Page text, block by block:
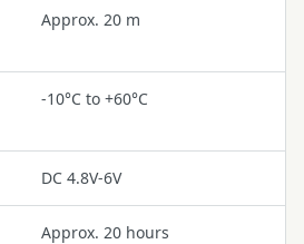
Approx. 20 m
-10°C to +60°C
DC 4.8V-6V
Approx. 20 hours